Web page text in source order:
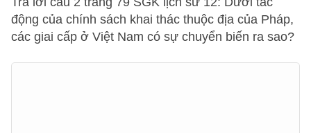
động của chính sách khai thác thuộc địa của Pháp,
các giai cấp ở Việt Nam có sự chuyển biến ra sao?